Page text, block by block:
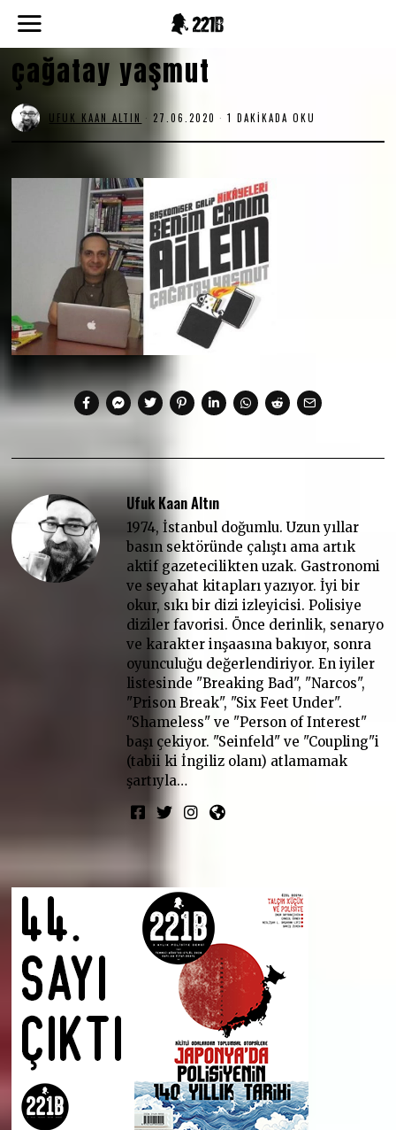
çağatay yaşmut
UFUK KAAN ALTIN 27.06.2020 2
.
2
0
2
0
1 DAKIKADA OKU
Ufuk Kaan Altın
1974, İstanbul doğumlu. Uzun yıllar
basın sektöründe çalıştı ama artık
aktif gazetecilikten uzak. Gastronomi
ve seyahat kitapları yazıyor. İyi bir
okur, sıkı bir dizi izleyicisi. Polisiye
diziler favorisi. Önce derinlik, senaryo
ve karakter inşaasına bakıyor, sonra
oyunculuğu değerlendiriyor. En iyiler
listesinde "Breaking Bad", "Narcos",
"Prison Break", "Six Feet Under".
"Shameless" ve "Person of Interest"
başı çekiyor. "Seinfeld" ve "Coupling"i
(tabii ki İngiliz olanı) atlamamak
şartıyla…